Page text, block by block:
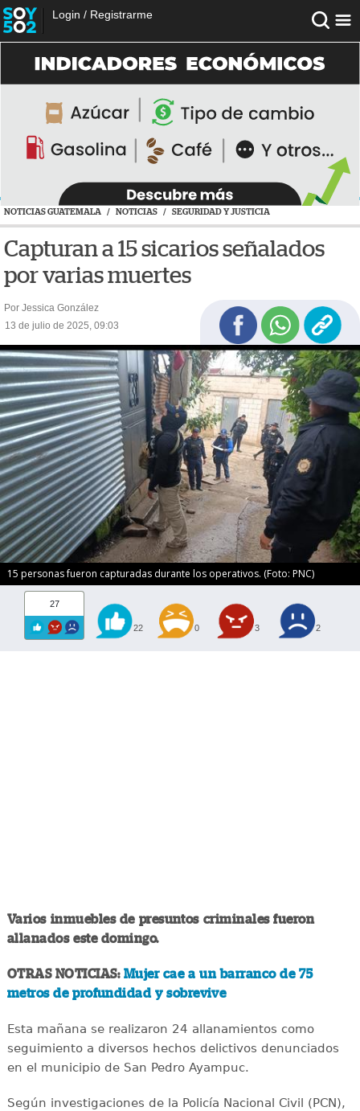
Login / Registrarme
NOTICIAS GUATEMALA / NOTICIAS / SEGURIDAD Y JUSTICIA
Capturan a 15 sicarios señalados
por varias muertes
Por Jessica González
13 de julio de 2025, 09:03
15 personas fueron capturadas durante los operativos. (Foto: PNC)
27
22 0 3 2
Varios inmuebles de presuntos criminales fueron
allanados este domingo.
OTRAS NOTICIAS: Mujer cae a un barranco de 75
metros de profundidad y sobrevive
Esta mañana se realizaron 24 allanamientos como
seguimiento a diversos hechos delictivos denunciados
en el municipio de San Pedro Ayampuc.
Según investigaciones de la Policía Nacional Civil (PCN),